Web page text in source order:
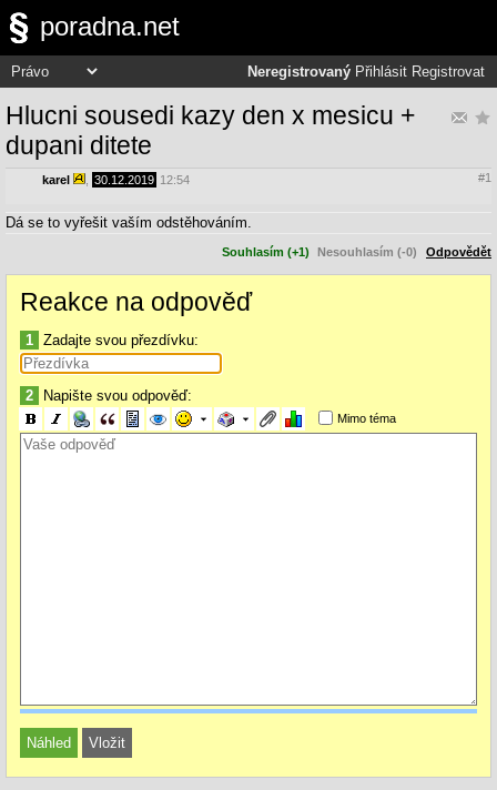
poradna.net
Neregistrovaný Přihlásit Registrovat
Hlucni sousedi kazy den x mesicu +
dupani ditete
karel 30.12.2019 12:54 #1
Dá se to vyřešit vaším odstěhováním.
Souhlasím (+1) Nesouhlasím (-0) Odpovědět
Reakce na odpověď
1 Zadajte svou přezdívku:
2 Napište svou odpověď:
Mimo téma